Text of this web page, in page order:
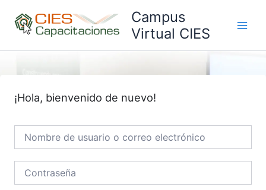
contenido
Campus
Virtual CIES
¡Hola, bienvenido de nuevo!